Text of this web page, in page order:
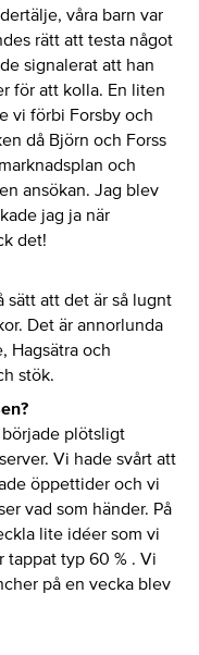
våra barn var
rätt att testa något
signalerat att han
för att kolla. En liten
vi förbi Forsby och
då Björn och Forss
och
ansökan. Jag blev
jag ja när
det!
sätt att det är så lugnt
Det är annorlunda
Hagsätra och
stök.
plötsligt
Vi hade svårt att
öppettider och vi
vad som händer. På
lite idéer som vi
tappat typ 60 % . Vi
på en vecka blev